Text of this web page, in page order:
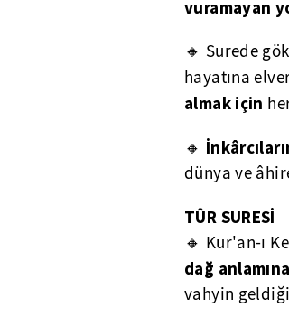
vuramayan
🔸 Surede
hayatına
almak için
🔸
dünya ve
TÛR SURESİ
🔸 Kur'an-ı
dağ
vahyin